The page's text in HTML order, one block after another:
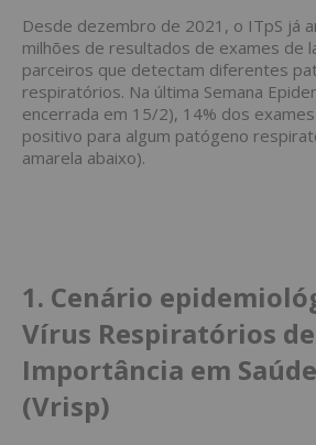
Desde dezembro de 2021, o ITpS já
milhões de resultados de exames de
parceiros que detectam diferentes
respiratórios. Na última Semana
encerrada em 15/2), 14% dos
positivo para algum patógeno
amarela abaixo).
1. Cenário
Vírus Respiratórios de
Importância em
(Vrisp)